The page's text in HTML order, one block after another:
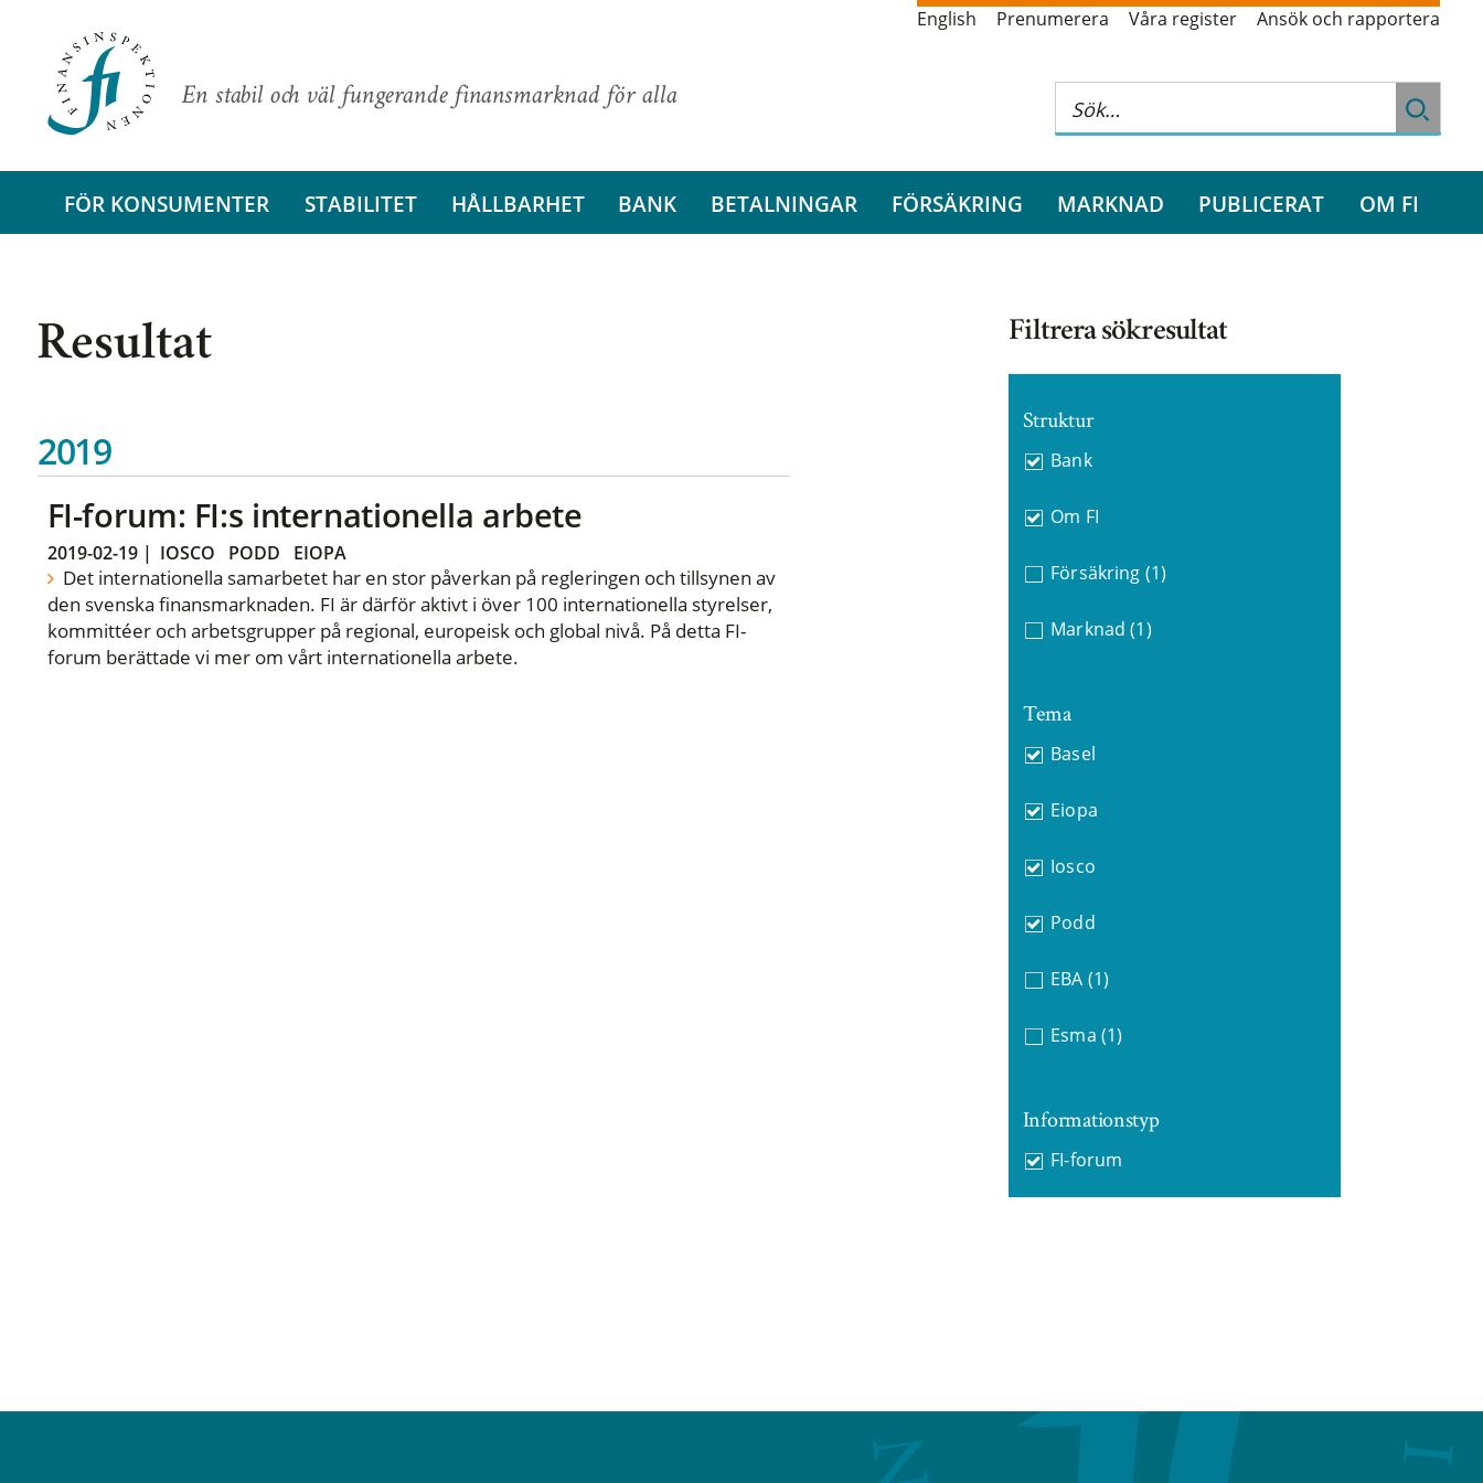
En stabil och väl fungerande finansmarknad för alla
English Prenumerera Våra register Ansök och rapportera
FÖR KONSUMENTER STABILITET HÅLLBARHET BANK BETALNINGAR FÖRSÄKRING MARKNAD PUBLICERAT OM FI
Resultat
2019
FI-forum: FI:s internationella arbete
2019-02-19| IOSCO PODD EIOPA
Det internationella samarbetet har en stor påverkan på regleringen och tillsynen av
den svenska finansmarknaden. FI är därför aktivt i över 100 internationella styrelser,
kommittéer och arbetsgrupper på regional, europeisk och global nivå. På detta FI-
forum berättade vi mer om vårt internationella arbete.
Filtrera sökresultat
Struktur
Bank
Om FI
Försäkring (1)
Marknad (1)
Tema
Basel
Eiopa
Iosco
Podd
EBA (1)
Esma (1)
Informationstyp
FI-forum